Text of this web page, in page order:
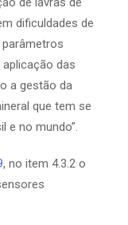
dificuldades de
das
a gestão da
que tem se
e no mundo”.
, no item 4.3.2 o